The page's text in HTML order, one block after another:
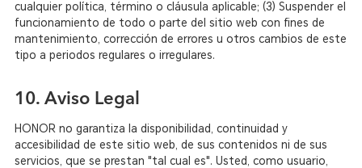
cualquier política, término o cláusula aplicable; (3) Suspender el
funcionamiento de todo o parte del sitio web con fines de
mantenimiento, corrección de errores u otros cambios de este
tipo a periodos regulares o irregulares.
10. Aviso Legal
HONOR no garantiza la disponibilidad, continuidad y
accesibilidad de este sitio web, de sus contenidos ni de sus
servicios, que se prestan "tal cual es". Usted, como usuario,